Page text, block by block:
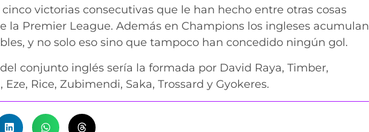
victorias consecutivas que le han hecho entre otras cosas
la Premier League. Además en Champions los ingleses acumulan
y no solo eso sino que tampoco han concedido ningún gol.
conjunto inglés sería la formada por David Raya, Timber,
Eze, Rice, Zubimendi, Saka, Trossard y Gyokeres.